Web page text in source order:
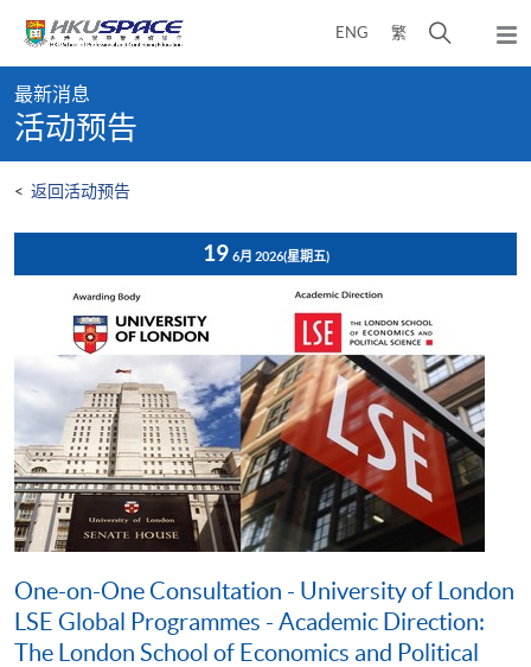
content
ENG 繁
开
弹
出
content
start
最新消息
活动预告
< 返回活动预告
19 6月 2026(星期五)
One-on-One Consultation - University of London
LSE Global Programmes - Academic Direction:
The London School of Economics and Political